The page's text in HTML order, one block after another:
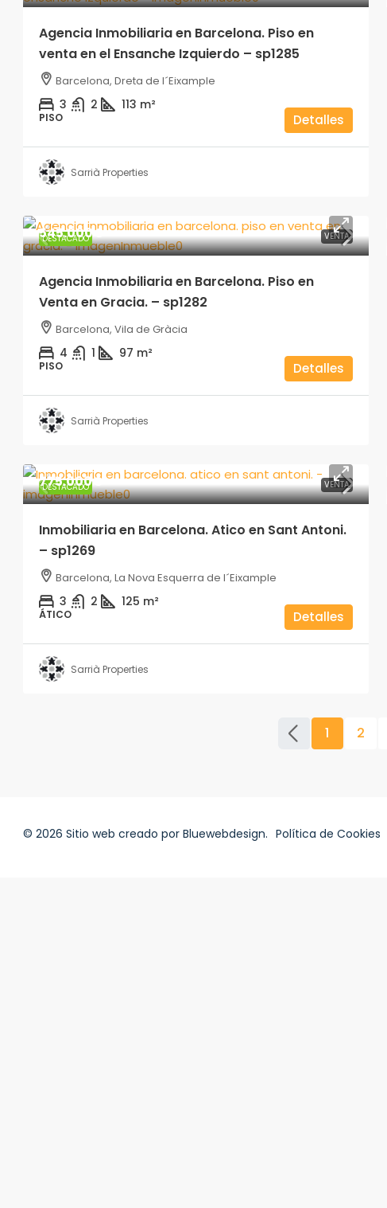
Agencia Inmobiliaria en Barcelona. Piso en
venta en el Ensanche Izquierdo – sp1285
Barcelona, Dreta de l´Eixample
3 2 113 m²
PISO Detalles
Sarrià Properties
DESTACADO VENTA
545.000€
Agencia Inmobiliaria en Barcelona. Piso en
Venta en Gracia. – sp1282
Barcelona, Vila de Gràcia
4 1 97 m²
PISO Detalles
Sarrià Properties
DESTACADO VENTA
775.000€
Inmobiliaria en Barcelona. Atico en Sant Antoni.
– sp1269
Barcelona, La Nova Esquerra de l´Eixample
3 2 125 m²
ÁTICO Detalles
Sarrià Properties
1 2
© 2026 Sitio web creado por Bluewebdesign. Política de Cookies